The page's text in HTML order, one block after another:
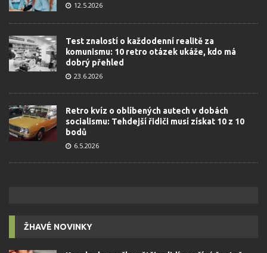
12.5.2026
Test znalostí o každodenní realitě za
komunismu: 10 retro otázek ukáže, kdo má
dobrý přehled
23.6.2026
Retro kvíz o oblíbených autech v dobách
socialismu: Tehdejší řidiči musí získat 10 z 10
bodů
6.5.2026
ŽHAVÉ NOVINKY